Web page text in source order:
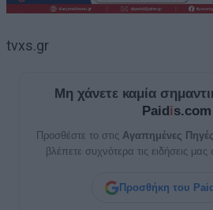
tvxs.gr
Μη χάνετε καμία
Paidis.com
Προσθέστε το στις Αγαπημένες
βλέπετε συχνότερα τις ειδήσεις
Προσθήκη του